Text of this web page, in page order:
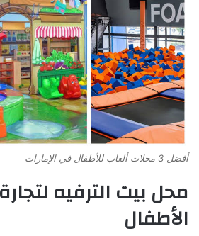
أفضل 3 محلات ألعاب للأطفال في الإمارات
محل بيت الترفيه
الأطفال